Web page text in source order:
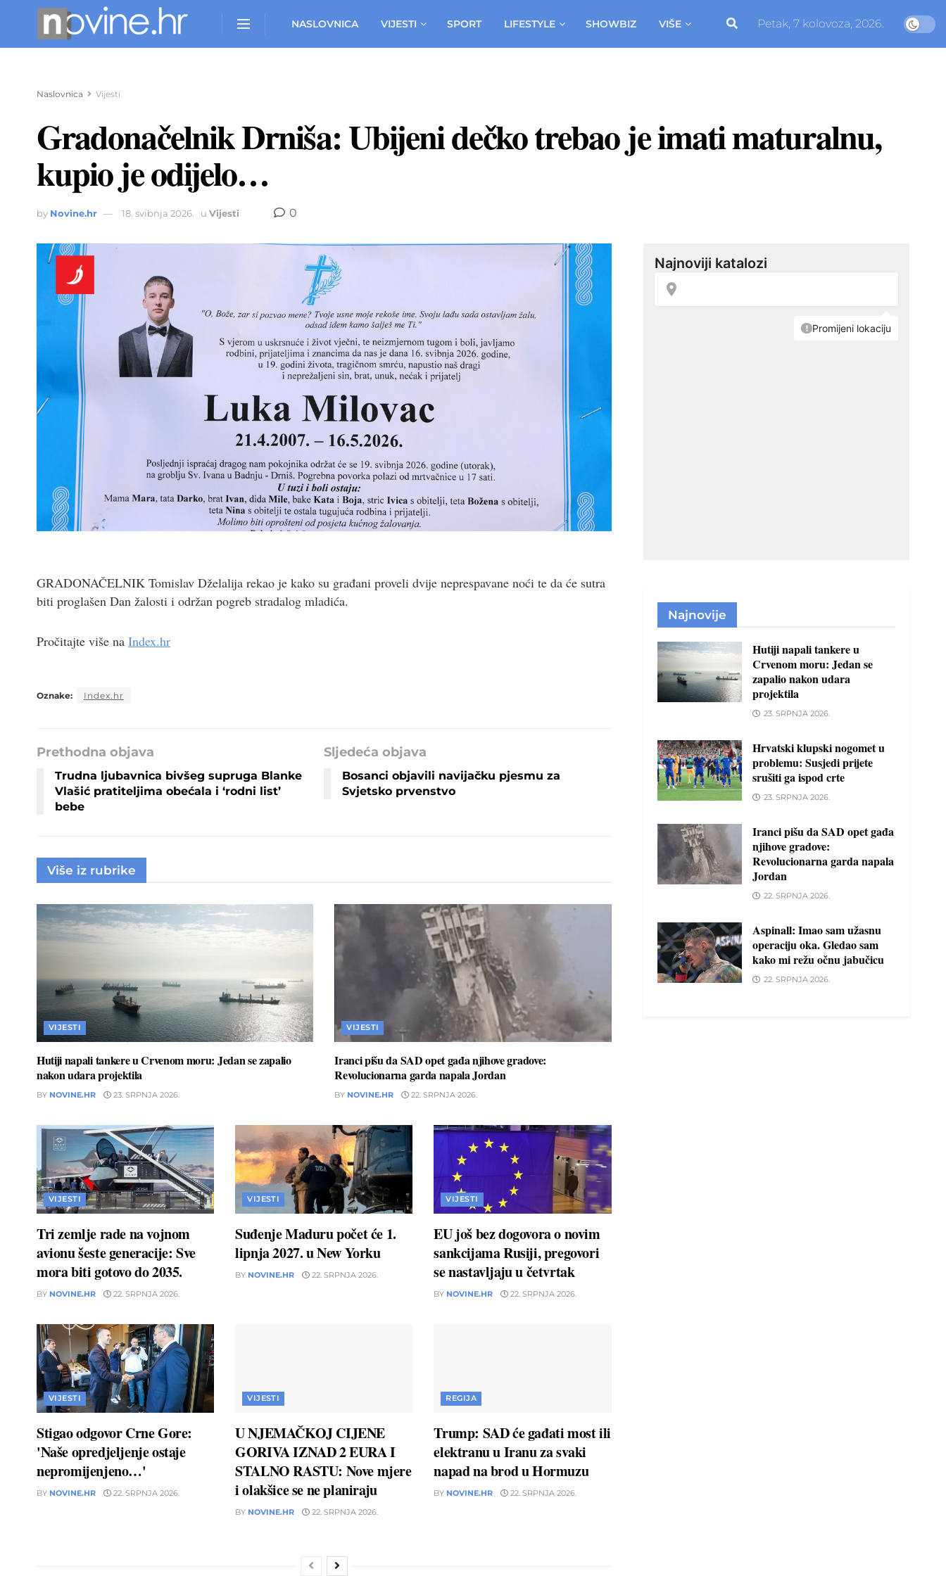
NASLOVNICA VIJESTI SPORT LIFESTYLE SHOWBIZ VIŠE Petak, 7 kolovoza, 2026.
Naslovnica Vijesti
Gradonačelnik Drniša: Ubijeni dečko trebao je imati maturalnu,
kupio je odijelo…
by Novine.hr 18. svibnja 2026. u Vijesti 0
GRADONAČELNIK Tomislav Dželalija rekao je kako su građani proveli dvije neprespavane noći te da će sutra
biti proglašen Dan žalosti i održan pogreb stradalog mladića.
Pročitajte više na Index.hr
Oznake: Index.hr
Prethodna objava
Trudna ljubavnica bivšeg supruga Blanke
Vlašić pratiteljima obećala i ‘rodni list’
bebe
Sljedeća objava
Bosanci objavili navijačku pjesmu za
Svjetsko prvenstvo
Više iz rubrike
VIJESTI
Hutiji napali tankere u Crvenom moru: Jedan se zapalio
nakon udara projektila
BY NOVINE.HR 23. SRPNJA 2026.
VIJESTI
Iranci pišu da SAD opet gađa njihove gradove:
Revolucionarna garda napala Jordan
BY NOVINE.HR 22. SRPNJA 2026.
VIJESTI
Tri zemlje rade na vojnom
avionu šeste generacije: Sve
mora biti gotovo do 2035.
BY NOVINE.HR 22. SRPNJA 2026.
VIJESTI
Suđenje Maduru počet će 1.
lipnja 2027. u New Yorku
BY NOVINE.HR 22. SRPNJA 2026.
VIJESTI
EU još bez dogovora o novim
sankcijama Rusiji, pregovori
se nastavljaju u četvrtak
BY NOVINE.HR 22. SRPNJA 2026.
VIJESTI
Stigao odgovor Crne Gore:
'Naše opredjeljenje ostaje
nepromijenjeno…'
BY NOVINE.HR 22. SRPNJA 2026.
VIJESTI
U NJEMAČKOJ CIJENE
GORIVA IZNAD 2 EURA I
STALNO RASTU: Nove mjere
i olakšice se ne planiraju
BY NOVINE.HR 22. SRPNJA 2026.
REGIJA
Trump: SAD će gađati most ili
elektranu u Iranu za svaki
napad na brod u Hormuzu
BY NOVINE.HR 22. SRPNJA 2026.
Najnovije
Hutiji napali tankere u
Crvenom moru: Jedan se
zapalio nakon udara
projektila
23. SRPNJA 2026.
Hrvatski klupski nogomet u
problemu: Susjedi prijete
srušiti ga ispod crte
23. SRPNJA 2026.
Iranci pišu da SAD opet gađa
njihove gradove:
Revolucionarna garda napala
Jordan
22. SRPNJA 2026.
Aspinall: Imao sam užasnu
operaciju oka. Gledao sam
kako mi režu očnu jabučicu
22. SRPNJA 2026.